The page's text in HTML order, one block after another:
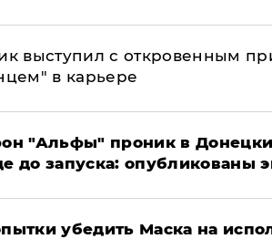
выступил с откровенным
в карьере
"Альфы" проник в
до запуска: опубликованы
убедить Маска на